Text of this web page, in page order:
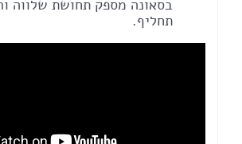
בסאונה מספק תחושת שלווה
תחליף.